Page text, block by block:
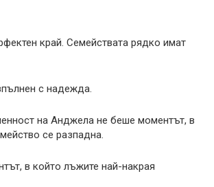
край. Семействата рядко имат
с надежда.
на Анджела не беше моментът, в
се разпадна.
в който лъжите най-накрая